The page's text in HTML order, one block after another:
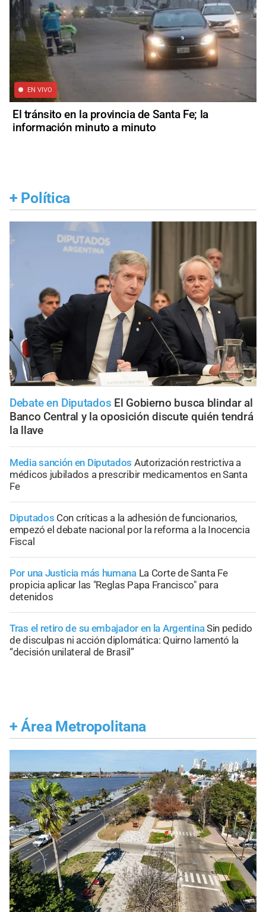
EN VIVO
El tránsito en la provincia de Santa Fe; la
información minuto a minuto
+ Política
Debate en Diputados El Gobierno busca blindar al
Banco Central y la oposición discute quién tendrá
la llave
Media sanción en Diputados Autorización restrictiva a
médicos jubilados a prescribir medicamentos en Santa
Fe
Diputados Con críticas a la adhesión de funcionarios,
empezó el debate nacional por la reforma a la Inocencia
Fiscal
Por una Justicia más humana La Corte de Santa Fe
propicia aplicar las "Reglas Papa Francisco" para
detenidos
Tras el retiro de su embajador en la ArgentinaSin pedido
de disculpas ni acción diplomática: Quirno lamentó la
“decisión unilateral de Brasil”
+ Área Metropolitana